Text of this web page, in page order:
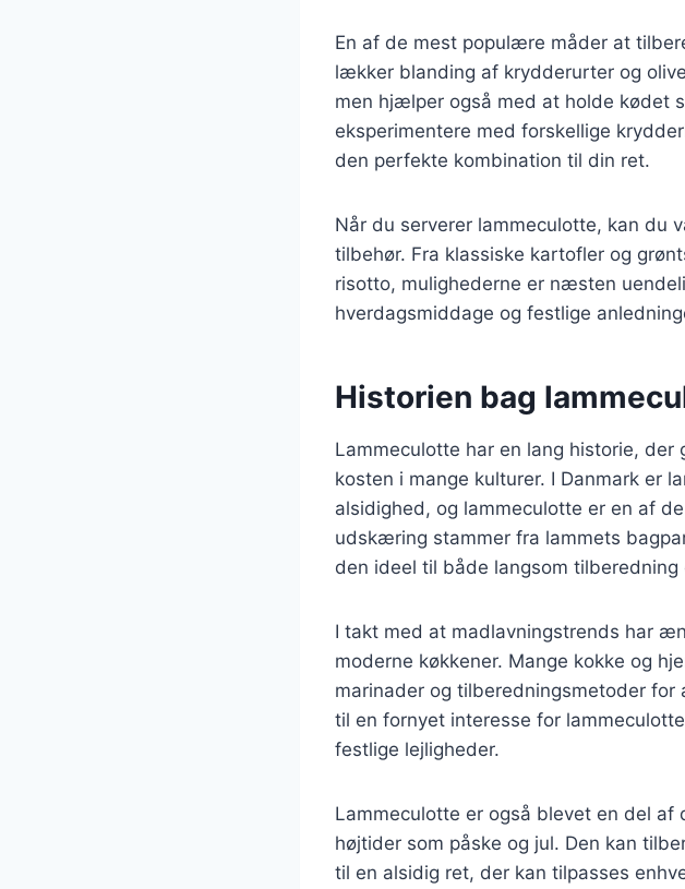
En af de mest populære måder at
lækker blanding af krydderurter og
men hjælper også med at holde kødet
eksperimentere med forskellige
den perfekte kombination til din ret.
Når du serverer lammeculotte, kan
tilbehør. Fra klassiske kartofler og
risotto, mulighederne er næsten
hverdagsmiddage og festlige
Historien bag
Lammeculotte har en lang historie,
kosten i mange kulturer. I Danmark er
alsidighed, og lammeculotte er en af
udskæring stammer fra lammets
den ideel til både langsom
I takt med at madlavningstrends har
moderne køkkener. Mange kokke og
marinader og tilberedningsmetoder
til en fornyet interesse for
festlige lejligheder.
Lammeculotte er også blevet en del
højtider som påske og jul. Den kan
til en alsidig ret, der kan tilpasses